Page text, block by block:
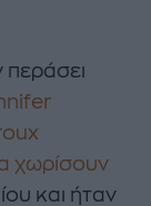
περάσει
χωρίσουν
και ήταν